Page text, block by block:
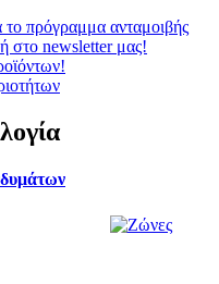
στο newsletter μας!